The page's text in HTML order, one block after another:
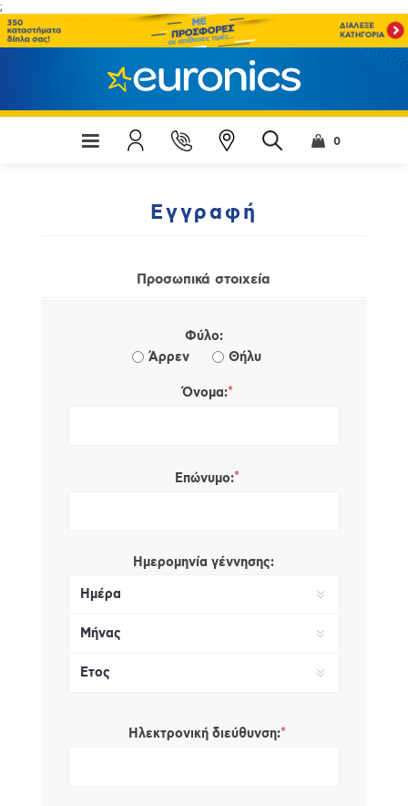
;
0
Εγγραφή
Προσωπικά στοιχεία
Φύλο:
Άρρεν
Θήλυ
Όνομα:*
Επώνυμο:*
Ημερομηνία γέννησης:
Ηλεκτρονική διεύθυνση:*